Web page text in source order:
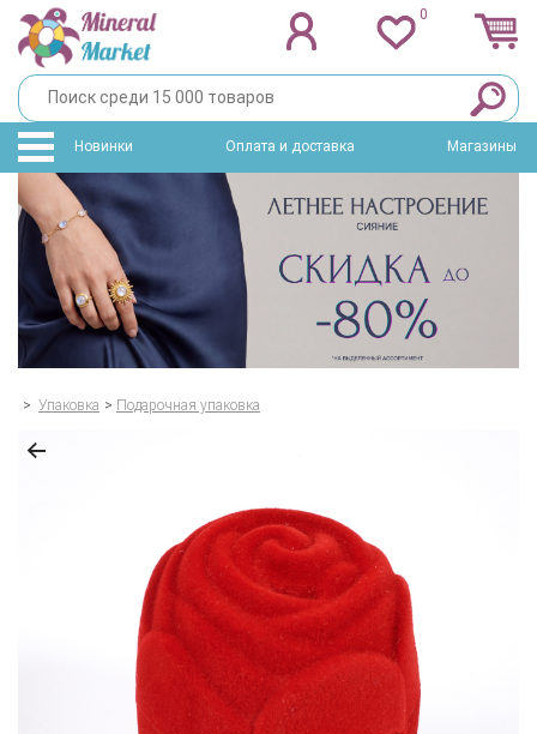
0
Новинки Оплата и доставка Магазины
> Упаковка > Подарочная упаковка